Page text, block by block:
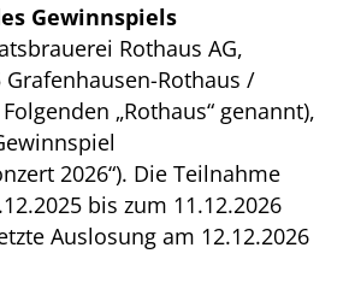
Gewinnspiels
Rothaus AG,
Grafenhausen-Rothaus /
„Rothaus“ genannt),
2026“). Die Teilnahme
bis zum 11.12.2026
Auslosung am 12.12.2026